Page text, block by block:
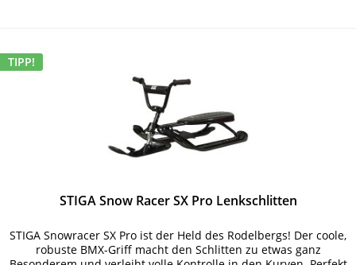
TIPP!
STIGA Snow Racer SX Pro Lenkschlitten
STIGA Snowracer SX Pro ist der Held des Rodelbergs! Der coole,
robuste BMX-Griff macht den Schlitten zu etwas ganz